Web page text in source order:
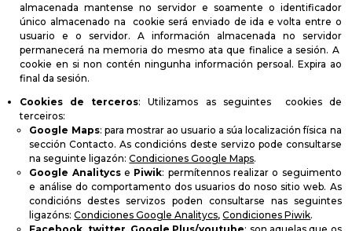
almacenada mantense no servidor e soamente o identificador
único almacenado na cookie será enviado de ida e volta entre o
usuario e o servidor. A información almacenada no servidor
permanecerá na memoria do mesmo ata que finalice a sesión. A
cookie en si non contén ningunha información persoal. Expira ao
final da sesión.
Cookies de terceros: Utilizamos as seguintes cookies de
terceiros:
Google Maps: para mostrar ao usuario a súa localización física na
sección Contacto. As condicións deste servizo pode consultarse
na seguinte ligazón:Condiciones Google Maps.
Google Analitycse Piwik: permítennos realizar o seguimento
e análise do comportamento dos usuarios do noso sitio web. As
condicións destes servizos poden consultarse nas seguintes
ligazóns:Condiciones Google Analitycs,Condiciones Piwik.
Facebook, twitter, Google Plus/youtube: son aquelas que os